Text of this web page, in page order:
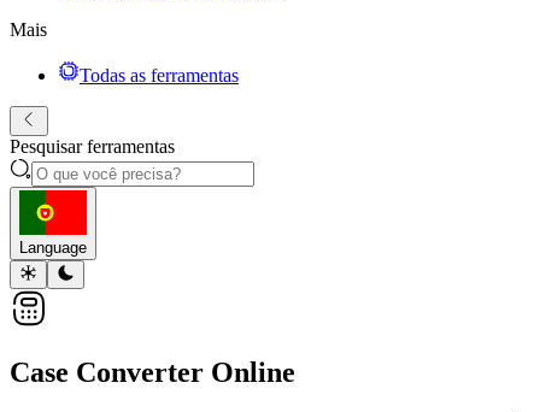
Mais
Todas as ferramentas
Pesquisar ferramentas
Language
Case Converter Online